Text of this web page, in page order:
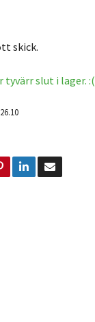
skick.
tyvärr slut i lager. :(
26.10